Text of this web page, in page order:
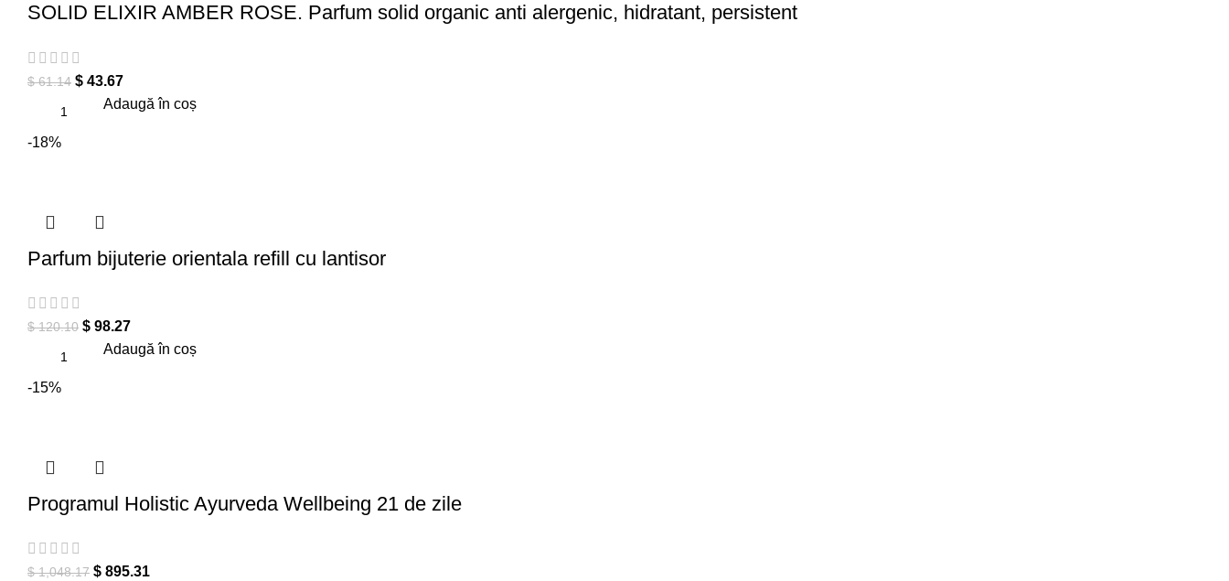
SOLID ELIXIR AMBER ROSE. Parfum solid organic anti alergenic, hidratant, persistent
$61.14 $ 43.67
Adaugă în coș
-18%
Parfum bijuterie orientala refill cu lantisor
$120.10 $ 98.27
Adaugă în coș
-15%
Programul Holistic Ayurveda Wellbeing 21 de zile
$1,048.17 $ 895.31